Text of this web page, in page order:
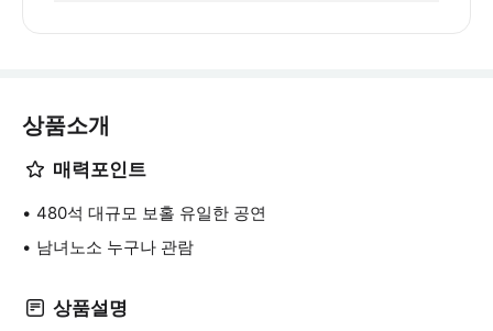
상품소개
매력포인트
480석 대규모 보홀 유일한 공연
남녀노소 누구나 관람
상품설명